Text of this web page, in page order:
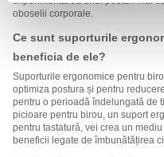
oboselii corporale.
Ce sunt suporturile
beneficia de ele?
Suporturile ergonomice pentru
optimiza postura și pentru
pentru o perioadă îndelungată de
picioare pentru birou, un suport
pentru tastatură, vei crea un
beneficii legate de îmbunătățirea